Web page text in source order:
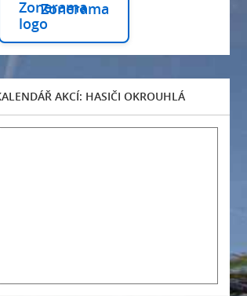
Zonerama
AKCÍ: HASIČI OKROUHLÁ